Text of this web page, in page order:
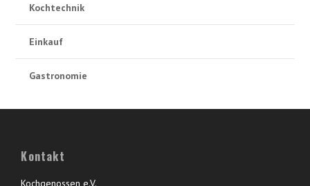
Kochtechnik
Einkauf
Gastronomie
Kontakt
Kochgenossen e.V.